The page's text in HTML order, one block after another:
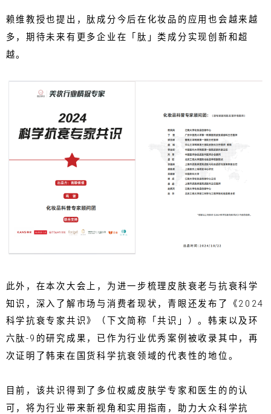
赖维教授也提出，肽成分今后在化妆品的应用也会越来越
多，期待未来有更多企业在「肽」类成分实现创新和超
越。
此外，在本次大会上，为进一步梳理皮肤衰老与抗衰科学
知识，深入了解市场与消费者现状，青眼还发布了《2024
科学抗衰专家共识》（下文简称「共识」）。韩束以及环
六肽-9的研究成果，已作为行业优秀案例被收录其中，再
次证明了韩束在国货科学抗衰领域的代表性的地位。
目前，该共识得到了多位权威皮肤学专家和医生的的认
可，将为行业带来新视角和实用指南，助力大众科学抗